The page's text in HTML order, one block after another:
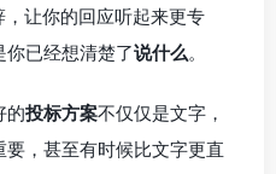
让你的回应听起来更专
已经想清楚了说什么。
的投标方案不仅仅是文字，
，甚至有时候比文字更直